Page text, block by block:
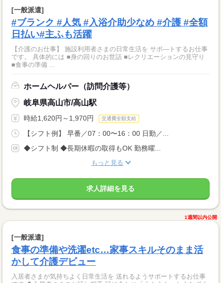
[一般派遣]
#ブランク #人気 #入浴介助少なめ #介護 #全額
日払い#主ふも活躍
【介護のお仕事】 施設利用者さまの日常生活を サポ―トするお仕事
です。 具体的には ■身の回りのお世話 ■レクリエーションの見守り
■食事の準備 ...
ホームヘルパー（訪問介護等）
岐阜県高山市/高山駅
時給1,620円～1,970円 交通費全額支給
【シフト例】 早番／07：00〜16：00 日勤／...
◆シフト制 ◆長期休暇の取得もOK 勤務曜...
もっと見る
求人詳細を見る
1週間以内公開
[一般派遣]
食事の準備や洗濯etc…家事スキルそのまま活
かして介護デビュー
入居者さまが気持ちよく日常生活を 送れるようサポートするお仕事